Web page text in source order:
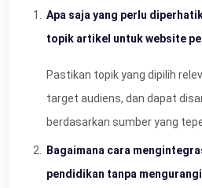
Apa saja yang perlu
topik artikel untuk website
Pastikan topik yang dipilih
target audiens, dan dapat
berdasarkan sumber yang
Bagaimana cara
pendidikan tanpa